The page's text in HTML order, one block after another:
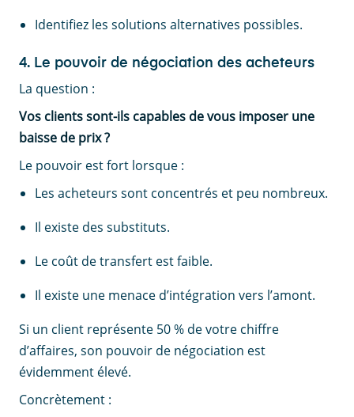
Identifiez les solutions alternatives possibles.
4. Le pouvoir de négociation des acheteurs
La question :
Vos clients sont-ils capables de vous imposer une
baisse de prix ?
Le pouvoir est fort lorsque :
Les acheteurs sont concentrés et peu nombreux.
Il existe des substituts.
Le coût de transfert est faible.
Il existe une menace d’intégration vers l’amont.
Si un client représente 50 % de votre chiffre
d’affaires, son pouvoir de négociation est
évidemment élevé.
Concrètement :